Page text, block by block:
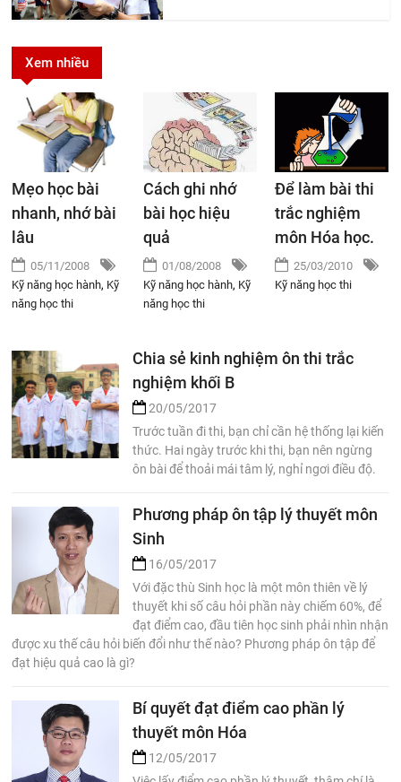
Xem nhiều
Mẹo học bài
nhanh, nhớ bài
lâu
05/11/2008
Kỹ năng học hành, Kỹ
năng học thi
Cách ghi nhớ
bài học hiệu
quả
01/08/2008
Kỹ năng học hành, Kỹ
năng học thi
Để làm bài thi
trắc nghiệm
môn Hóa học.
25/03/2010
Kỹ năng học thi
Chia sẻ kinh nghiệm ôn thi trắc
nghiệm khối B
20/05/2017
Trước tuần đi thi, bạn chỉ cần hệ thống lại kiến
thức. Hai ngày trước khi thi, bạn nên ngừng
ôn bài để thoải mái tâm lý, nghỉ ngơi điều độ.
Phương pháp ôn tập lý thuyết môn
Sinh
16/05/2017
Với đặc thù Sinh học là một môn thiên về lý
thuyết khi số câu hỏi phần này chiếm 60%, để
đạt điểm cao, đầu tiên học sinh phải nhìn nhận
được xu thế câu hỏi biến đổi như thế nào? Phương pháp ôn tập để
đạt hiệu quả cao là gì?
Bí quyết đạt điểm cao phần lý
thuyết môn Hóa
12/05/2017